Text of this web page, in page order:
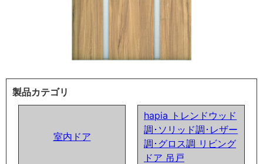
製品カテゴリ
室内ドア
hapia トレンドウッド
調･ソリッド調･レザー
調･グロス調 リビング
ドア 吊戸